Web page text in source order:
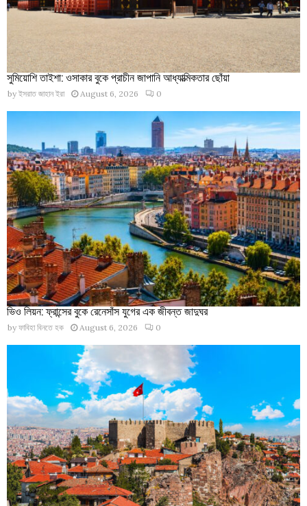
সুমিয়োশি তাইশা: ওসাকার বুকে প্রাচীন জাপানি আধ্যাত্মিকতার ছোঁয়া
by ইসরাত জাহান ইরা August 6, 2026 0
ভিও লিয়ন: ফ্রান্সের বুকে রেনেসাঁস যুগের এক জীবন্ত জাদুঘর
by ফাবিহা বিনতে হক August 6, 2026 0